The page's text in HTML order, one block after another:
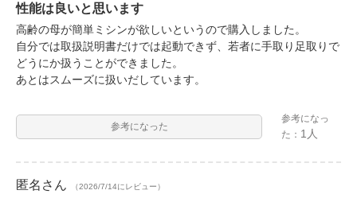
性能は良いと思います
高齢の母が簡単ミシンが欲しいというので購入しました。
自分では取扱説明書だけでは起動できず、若者に手取り足取りで
どうにか扱うことができました。
あとはスムーズに扱いだしています。
参考になった
参考になっ
た： 1人
匿名 さん （2026/7/14にレビュー）